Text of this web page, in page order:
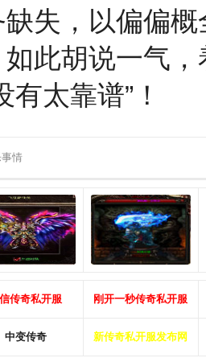
失，以偏偏
如此胡说一气
有太靠谱”！
情
传奇私开服 刚开一秒传奇私开服
中变传奇 新传奇私开服发布网